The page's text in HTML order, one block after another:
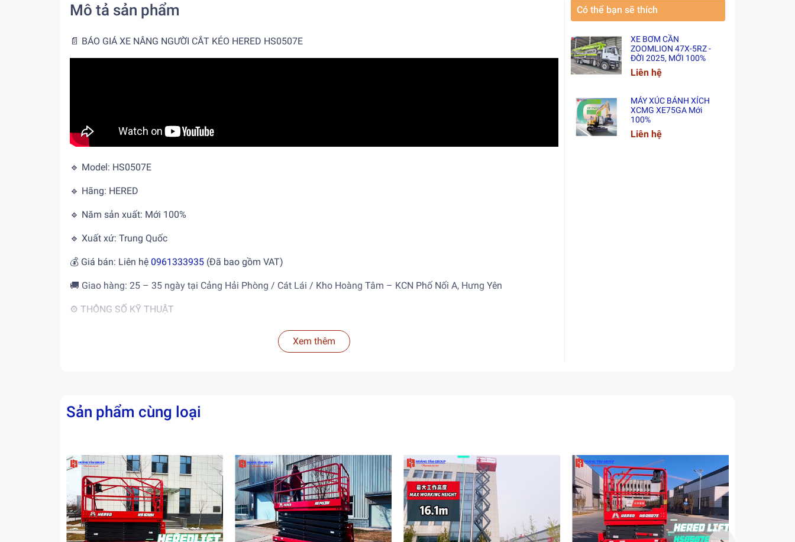
Mô tả sản phẩm
📄 BÁO GIÁ XE NÂNG NGƯỜI CẮT KÉO HERED HS0507E
🔹 Model: HS0507E
🔹 Hãng: HERED
🔹 Năm sản xuất: Mới 100%
🔹 Xuất xứ: Trung Quốc
💰 Giá bán: Liên hệ 0961333935 (Đã bao gồm VAT)
🚚 Giao hàng: 25 – 35 ngày tại Cảng Hải Phòng / Cát Lái / Kho Hoàng Tâm – KCN Phố Nối A, Hưng Yên
⚙️ THÔNG SỐ KỸ THUẬT
▪ Chiều cao làm việc tối đa (thu vào/duỗi ra): 6,6 m / 0 m
▪ Chiều dài sàn (B): 1,35 m
▪ Chiều cao lan can (dựng lên): 2,11 m
▪ Chiều cao lan can (hạ xuống): 1,77 m
▪ Chiều dài tổng thể (E): 1,53 m
Xem thêm
Có thể bạn sẽ thích
XE BƠM CẦN
ZOOMLION 47X-5RZ -
ĐỜI 2025, MỚI 100%
Liên hệ
MÁY XÚC BÁNH XÍCH
XCMG XE75GA Mới
100%
Liên hệ
Sản phẩm cùng loại